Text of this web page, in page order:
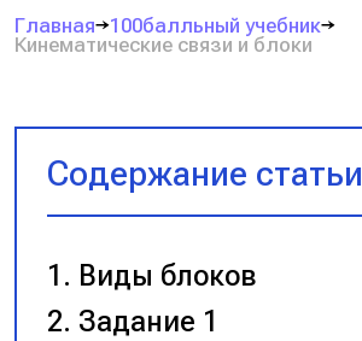
Главная
100балльный учебник
Кинематические связи и блоки
Содержание статьи
Виды блоков
Задание 1